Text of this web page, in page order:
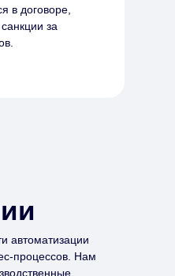
в договоре,
за
автоматизации
процессов. Нам